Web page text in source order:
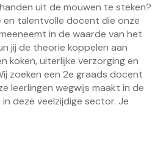
uit de mouwen te steken?
en talentvolle docent die onze
in de waarde van het
jij de theorie koppelen aan
koken, uiterlijke verzorging en
zoeken een 2e graads docent
leerlingen wegwijs maakt in de
deze veelzijdige sector. Je